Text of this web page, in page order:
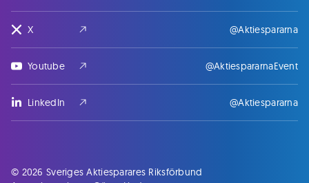
X @Aktiespararna
Youtube @AktiespararnaEvent
LinkedIn @Aktiespararna
© 2026 Sveriges Aktiesparares Riksförbund